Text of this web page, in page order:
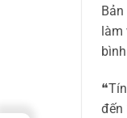
đến